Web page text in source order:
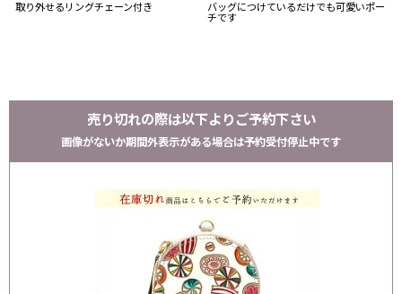
取り外せるリングチェーン付き
バッグにつけているだけでも可愛いポー
チです
売り切れの際は以下よりご予約下さい
画像がないか期間外表示がある場合は予約受付停止中です